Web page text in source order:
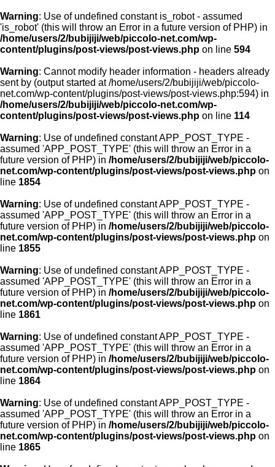
Warning: Use of undefined constant is_robot - assumed
'is_robot' (this will throw an Error in a future version of PHP) in
/home/users/2/bubijiji/web/piccolo-net.com/wp-
content/plugins/post-views/post-views.php on line 594
Warning: Cannot modify header information - headers already
sent by (output started at /home/users/2/bubijiji/web/piccolo-
net.com/wp-content/plugins/post-views/post-views.php:594) in
/home/users/2/bubijiji/web/piccolo-net.com/wp-
content/plugins/post-views/post-views.php on line 114
Warning: Use of undefined constant APP_POST_TYPE -
assumed 'APP_POST_TYPE' (this will throw an Error in a
future version of PHP) in /home/users/2/bubijiji/web/piccolo-
net.com/wp-content/plugins/post-views/post-views.php on
line 1854
Warning: Use of undefined constant APP_POST_TYPE -
assumed 'APP_POST_TYPE' (this will throw an Error in a
future version of PHP) in /home/users/2/bubijiji/web/piccolo-
net.com/wp-content/plugins/post-views/post-views.php on
line 1855
Warning: Use of undefined constant APP_POST_TYPE -
assumed 'APP_POST_TYPE' (this will throw an Error in a
future version of PHP) in /home/users/2/bubijiji/web/piccolo-
net.com/wp-content/plugins/post-views/post-views.php on
line 1861
Warning: Use of undefined constant APP_POST_TYPE -
assumed 'APP_POST_TYPE' (this will throw an Error in a
future version of PHP) in /home/users/2/bubijiji/web/piccolo-
net.com/wp-content/plugins/post-views/post-views.php on
line 1864
Warning: Use of undefined constant APP_POST_TYPE -
assumed 'APP_POST_TYPE' (this will throw an Error in a
future version of PHP) in /home/users/2/bubijiji/web/piccolo-
net.com/wp-content/plugins/post-views/post-views.php on
line 1865